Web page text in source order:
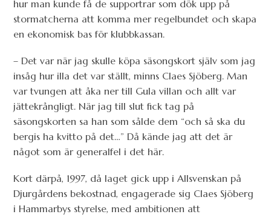
hur man kunde få de supportrar som dök upp på
stormatcherna att komma mer regelbundet och skapa
en ekonomisk bas för klubbkassan.
– Det var när jag skulle köpa säsongskort själv som jag
insåg hur illa det var ställt, minns Claes Sjöberg. Man
var tvungen att åka ner till Gula villan och allt var
jättekrångligt. När jag till slut fick tag på
säsongskorten sa han som sålde dem “och så ska du
bergis ha kvitto på det…” Då kände jag att det är
något som är generalfel i det här.
Kort därpå, 1997, då laget gick upp i Allsvenskan på
Djurgårdens bekostnad, engagerade sig Claes Sjöberg
i Hammarbys styrelse, med ambitionen att